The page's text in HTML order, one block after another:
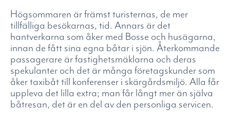
Högsommaren är främst turisternas, de mer
tillfälliga besökarnas, tid. Annars är det
hantverkarna som åker med Bosse och husägarna,
innan de fått sina egna båtar i sjön. Återkommande
passagerare är fastighetsmäklarna och deras
spekulanter och det är många företagskunder som
åker taxibåt till konferenser i skärgårdsmiljö. Alla får
uppleva det lilla extra; man får långt mer än själva
båtresan, det är en del av den personliga servicen.